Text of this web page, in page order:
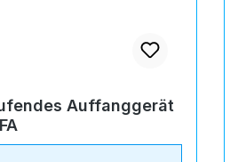
Auffanggerät